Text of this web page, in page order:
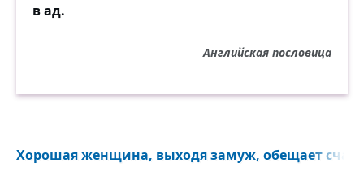
в ад.
Английская пословица
Хорошая женщина, выходя замуж, обещает